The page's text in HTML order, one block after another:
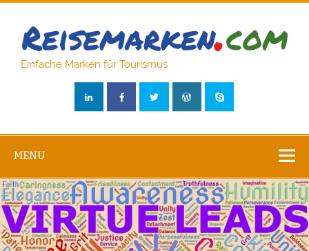
Skip
content
Einfache Marken für Tourismus
MENU